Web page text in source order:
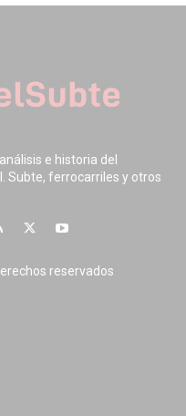
e historia del
Subte, ferrocarriles y otros
reservados